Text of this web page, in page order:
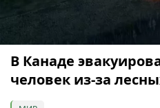
В Канаде
человек из-за